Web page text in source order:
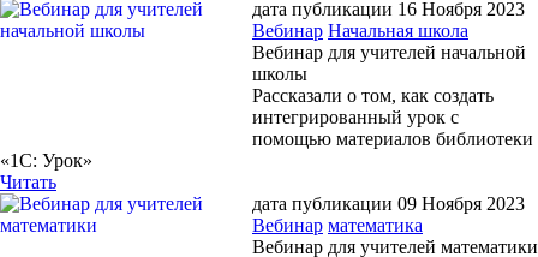
дата публикации 16 Ноября 2023
Вебинар Начальная школа
Вебинар для учителей начальной
школы
Рассказали о том, как создать
интегрированный урок с
помощью материалов библиотеки
«1С: Урок»
Читать
дата публикации 09 Ноября 2023
Вебинар математика
Вебинар для учителей математики